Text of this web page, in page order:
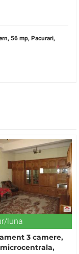
56 mp, Pacurari,
luna
3 camere,